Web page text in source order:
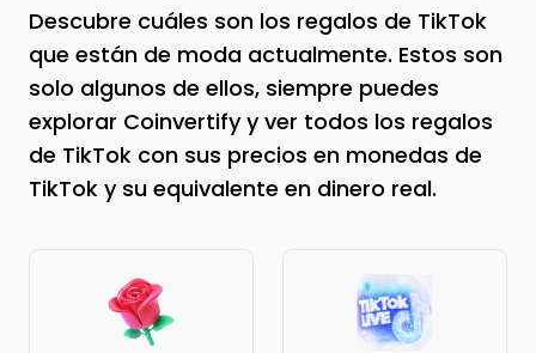
Descubre cuáles son los regalos de TikTok
que están de moda actualmente. Estos son
solo algunos de ellos, siempre puedes
explorar Coinvertify y ver todos los regalos
de TikTok con sus precios en monedas de
TikTok y su equivalente en dinero real.